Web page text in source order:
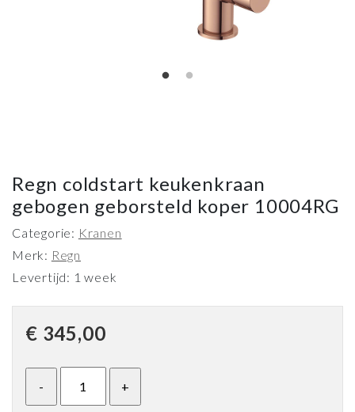
Regn coldstart keukenkraan
gebogen geborsteld koper 10004RG
Categorie: Kranen
Merk: Regn
Levertijd: 1 week
€ 345,00